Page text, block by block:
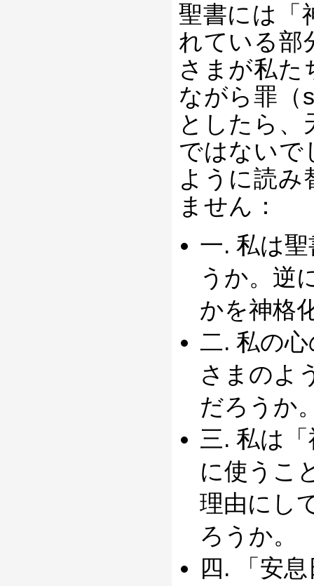
聖書には「
れている部
さまが私た
ながら罪（
としたら、
ではないで
ように読み
ません：
一. 私は
うか。逆
かを神格
二. 私の
さまのよ
だろうか
三. 私は
に使うこ
理由にし
ろうか。
四. 「安